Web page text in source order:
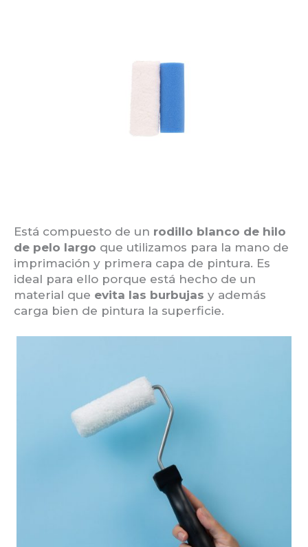
Está compuesto de un rodillo blanco de hilo
de pelo largo que utilizamos para la mano de
imprimación y primera capa de pintura. Es
ideal para ello porque está hecho de un
material que evita las burbujas y además
carga bien de pintura la superficie.